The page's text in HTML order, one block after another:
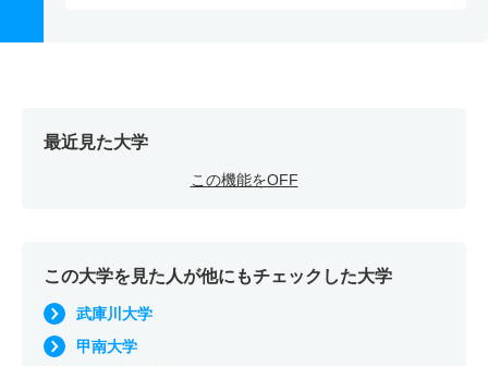
最近見た大学
この機能をOFF
この大学を見た人が他にもチェックした大学
武庫川大学
甲南大学